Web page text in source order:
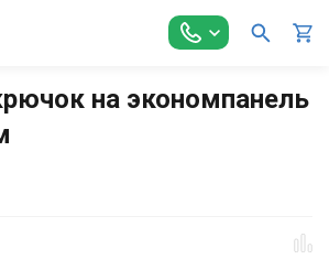
оборудование Экономпанели и
на экономпанель